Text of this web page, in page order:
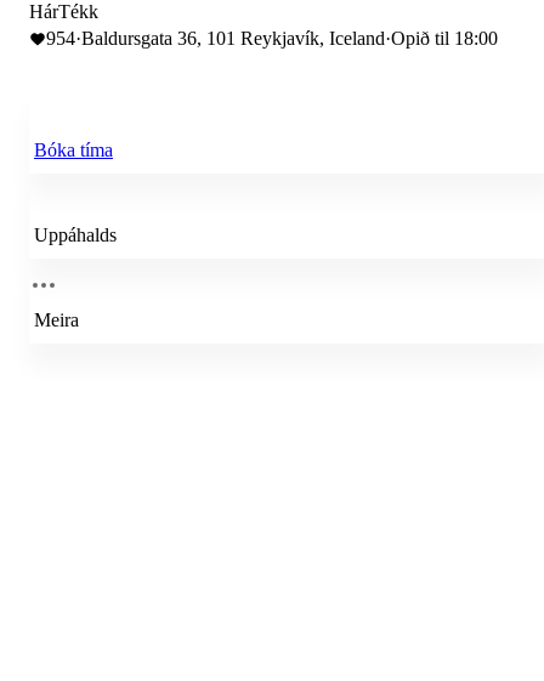
HárTékk
954·Baldursgata 36, 101 Reykjavík, Iceland·Opið til 18:00
Bóka tíma
Uppáhalds
Meira